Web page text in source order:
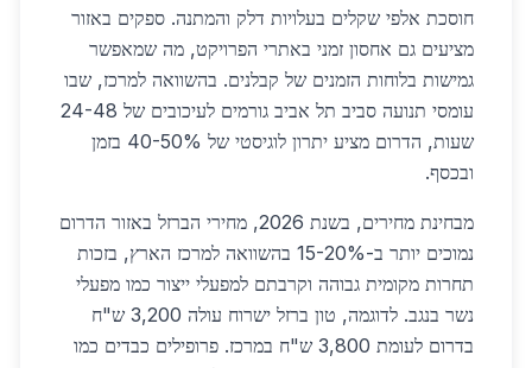
חוסכת אלפי שקלים בעלויות דלק והמתנה. ספקים באזור
מציעים גם אחסון זמני באתרי הפרויקט, מה שמאפשר
גמישות בלוחות הזמנים של קבלנים. בהשוואה למרכז, שבו
עומסי תנועה סביב תל אביב גורמים לעיכובים של 24-48
שעות, הדרום מציע יתרון לוגיסטי של 40-50% בזמן
ובכסף.
מבחינת מחירים, בשנת 2026, מחירי הברזל באזור הדרום
נמוכים יותר ב-15-20% בהשוואה למרכז הארץ, בזכות
תחרות מקומית גבוהה וקרבתם למפעלי ייצור כמו מפעלי
נשר בנגב. לדוגמה, טון ברזל ישרוח עולה 3,200 ש"ח
בדרום לעומת 3,800 ש"ח במרכז. פרופילים כבדים כמו